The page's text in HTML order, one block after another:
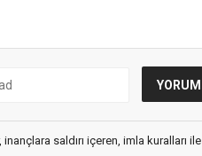
saldırı içeren, imla kuralları ile